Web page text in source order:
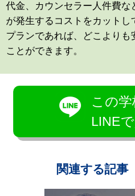
代金、カウンセラー人件費な
が発生するコストをカット
プランであれば、どこより
ことができます。
この
LINE
関連する記事